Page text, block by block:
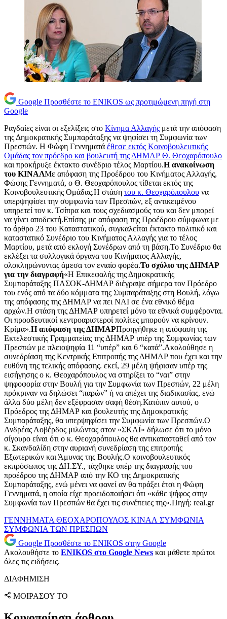
Google Προσθέστε το ENIKOS ως προτιμώμενη πηγή στη
Google
Ραγδαίες είναι οι εξελίξεις στο Κίνημα Αλλαγής μετά την απόφαση
της Δημοκρατικής Συμπαράταξης να ψηφίσει τη Συμφωνία των
Πρεσπών. Η Φώφη Γεννηματά έθεσε εκτός Κοινοβουλευτικής
Ομάδας τον πρόεδρο και βουλευτή της ΔΗΜΑΡ Θ. Θεοχαρόπουλο
και προκήρυξε έκτακτο συνέδριο τέλος Μαρτίου.Η ανακοίνωση
του ΚΙΝΑΛΜε απόφαση της Προέδρου του Κινήματος Αλλαγής,
Φώφης Γεννηματά, ο Θ. Θεοχαρόπουλος τίθεται εκτός της
Κοινοβουλευτικής Ομάδας.Η στάση του κ. Θεοχαρόπουλου να
υπερψηφίσει την συμφωνία των Πρεσπών, εξ αντικειμένου
υπηρετεί τον κ. Τσίπρα και τους σχεδιασμούς του και δεν μπορεί
να γίνει αποδεκτή.Επίσης με απόφαση της Προέδρου σύμφωνα με
το άρθρο 23 του Καταστατικού, συγκαλείται έκτακτο πολιτικό και
καταστατικό Συνέδριο του Κινήματος Αλλαγής για το τέλος
Μαρτίου, μετά από εκλογή Συνέδρων από τη βάση.Το Συνέδριο θα
εκλέξει τα συλλογικά όργανα του Κινήματος Αλλαγής,
ολοκληρώνοντας άμεσα τον ενιαίο φορέα.Το σχόλιο της ΔΗΜΑΡ
για την διαγραφή«Η Επικεφαλής της Δημοκρατικής
Συμπαράταξης ΠΑΣΟΚ-ΔΗΜΑΡ διέγραψε σήμερα τον Πρόεδρο
του ενός από τα δύο κόμματα της Συμπαράταξης στη Βουλή, λόγω
της απόφασης της ΔΗΜΑΡ να πει ΝΑΙ σε ένα εθνικό θέμα
αρχών.Η στάση της ΔΗΜΑΡ υπηρετεί μόνο τα εθνικά συμφέροντα.
Οι προοδευτικοί κεντροαριστεροί πολίτες μπορούν να κρίνουν.
Κρίμα».Η απόφαση της ΔΗΜΑΡΠροηγήθηκε η απόφαση της
Εκτελεστικής Γραμματείας της ΔΗΜΑΡ υπέρ της Συμφωνίας των
Πρεσπών με πλειοψηφία 11 “υπέρ” και 6 “κατά”.Ακολούθησε η
συνεδρίαση της Κεντρικής Επιτροπής της ΔΗΜΑΡ που έχει και την
ευθύνη της τελικής απόφασης. εκεί, 29 μέλη ψήφισαν υπέρ της
εισήγησης ο κ. Θεοχαρόπουλος να στηρίξει το “ναι” στην
ψηφοφορία στην Βουλή για την Συμφωνία των Πρεσπών, 22 μέλη
πρόκριναν να δηλώσει “παρών” ή να απέχει της διαδικασίας, ενώ
άλλα δύο μέλη δεν εξέφρασαν σαφή θέση.Κατόπιν αυτού, ο
Πρόεδρος της ΔΗΜΑΡ και βουλευτής της Δημοκρατικής
Συμπαράταξης, θα υπερψηφίσει την Συμφωνία των Πρεσπών.Ο
Ανδρέας Λοβέρδος μιλώντας στον «ΣΚΑΪ» δήλωσε ότι το μόνο
σίγουρο είναι ότι ο κ. Θεοχαρόπουλος θα αντικατασταθεί από τον
κ. Σκανδαλίδη στην αυριανή συνεδρίαση της επιτροπής
Εξωτερικών και Άμυνας της Βουλής.Ο κοινοβουλευτικός
εκπρόσωπος της ΔΗ.ΣΥ., τάχθηκε υπέρ της διαγραφής του
προέδρου της ΔΗΜΑΡ από την ΚΟ της Δημοκρατικής
Συμπαράταξης, ενώ μένει να φανεί αν θα πράξει έτσι η Φώφη
Γεννηματά, η οποία είχε προειδοποιήσει ότι «κάθε ψήφος στην
Συμφωνία των Πρεσπών θα έχει τις συνέπειες της».Πηγή: real.gr
ΓΕΝΝΗΜΑΤΑ ΘΕΟΧΑΡΟΠΟΥΛΟΣ ΚΙΝΑΛ ΣΥΜΦΩΝΙΑ
ΣΥΜΦΩΝΙΑ ΤΩΝ ΠΡΕΣΠΩΝ
Google Προσθέστε το ENIKOS στην Google
Ακολουθήστε το ENIKOS στο Google News και μάθετε πρώτοι
όλες τις ειδήσεις.
ΔΙΑΦΗΜΙΣΗ
ΜΟΙΡΑΣΟΥ ΤΟ